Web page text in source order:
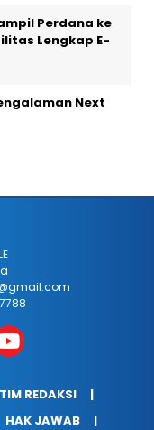
Perdana ke
Lengkap E-
Next
TIM REDAKSI
HAK JAWAB